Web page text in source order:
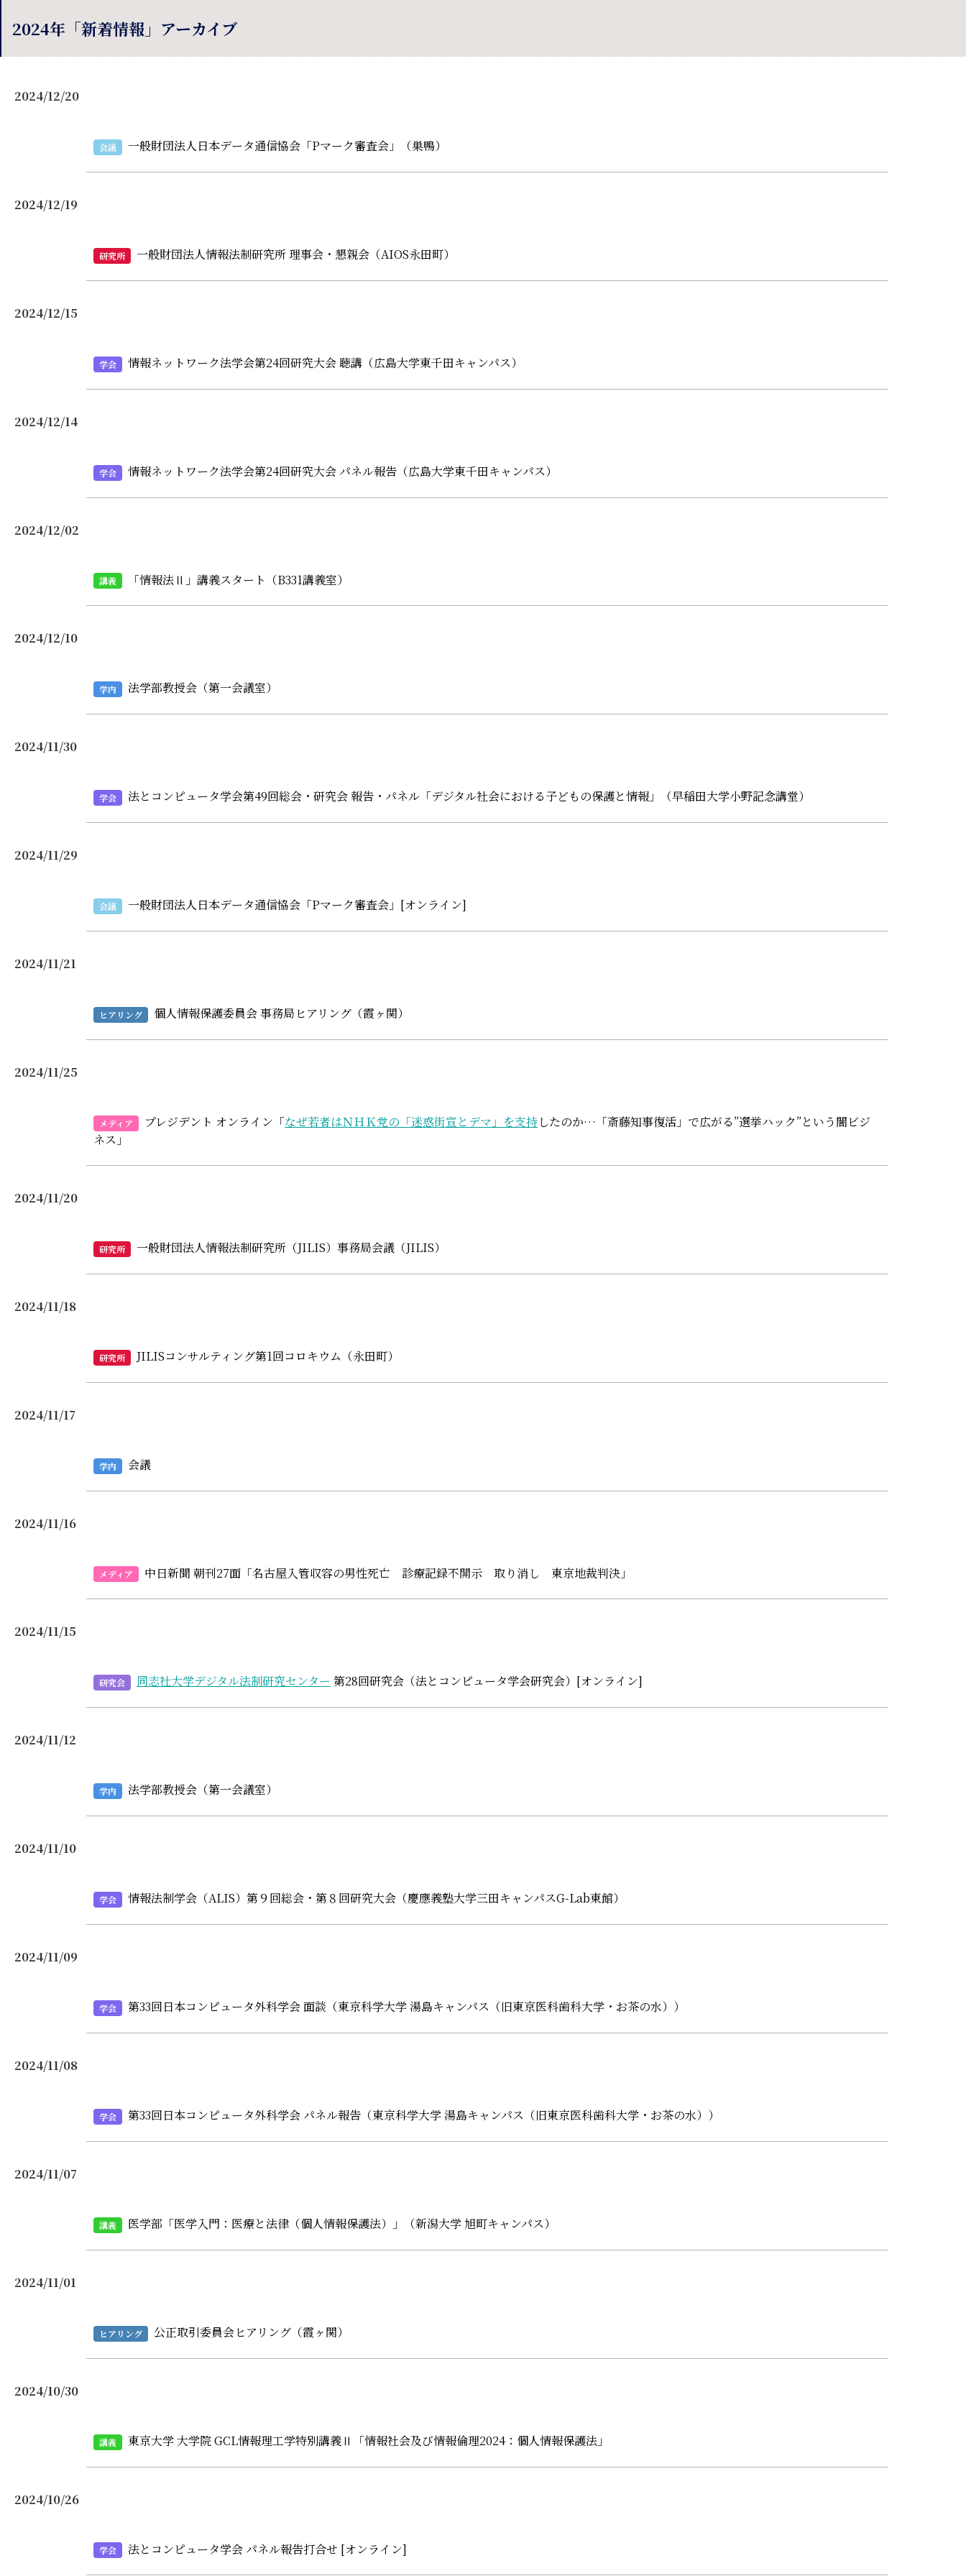
2024年「新着情報」アーカイブ
2024/12/20
会議 一般財団法人日本データ通信協会「Pマーク審査会」（巣鴨）
2024/12/19
研究所 一般財団法人情報法制研究所 理事会・懇親会（AIOS永田町）
2024/12/15
学会 情報ネットワーク法学会第24回研究大会 聴講（広島大学東千田キャンパス）
2024/12/14
学会 情報ネットワーク法学会第24回研究大会 パネル報告（広島大学東千田キャンパス）
2024/12/02
講義 「情報法Ⅱ」講義スタート（B331講義室）
2024/12/10
学内 法学部教授会（第一会議室）
2024/11/30
学会 法とコンピュータ学会第49回総会・研究会 報告・パネル「デジタル社会における子どもの保護と情報」（早稲田大学小野記念講堂）
2024/11/29
会議 一般財団法人日本データ通信協会「Pマーク審査会」[オンライン]
2024/11/21
ヒアリング 個人情報保護委員会 事務局ヒアリング（霞ヶ関）
2024/11/25
メディア プレジデント オンライン「なぜ若者はＮＨＫ党の「迷惑街宣とデマ」を支持したのか…「斎藤知事復活」で広がる”選挙ハック”という闇ビジ
ネス」
2024/11/20
研究所 一般財団法人情報法制研究所（JILIS）事務局会議（JILIS）
2024/11/18
研究所 JILISコンサルティング第1回コロキウム（永田町）
2024/11/17
学内 会議
2024/11/16
メディア 中日新聞 朝刊27面「名古屋入管収容の男性死亡 診療記録不開示 取り消し 東京地裁判決」
2024/11/15
研究会 同志社大学デジタル法制研究センター 第28回研究会（法とコンピュータ学会研究会）[オンライン]
2024/11/12
学内 法学部教授会（第一会議室）
2024/11/10
学会 情報法制学会（ALIS）第９回総会・第８回研究大会（慶應義塾大学三田キャンパスG-Lab東館）
2024/11/09
学会 第33回日本コンピュータ外科学会 面談（東京科学大学 湯島キャンパス（旧東京医科歯科大学・お茶の水））
2024/11/08
学会 第33回日本コンピュータ外科学会 パネル報告（東京科学大学 湯島キャンパス（旧東京医科歯科大学・お茶の水））
2024/11/07
講義 医学部「医学入門：医療と法律（個人情報保護法）」（新潟大学 旭町キャンパス）
2024/11/01
ヒアリング 公正取引委員会ヒアリング（霞ヶ関）
2024/10/30
講義 東京大学 大学院 GCL情報理工学特別講義Ⅱ「情報社会及び情報倫理2024：個人情報保護法」
2024/10/26
学会 法とコンピュータ学会 パネル報告打合せ [オンライン]